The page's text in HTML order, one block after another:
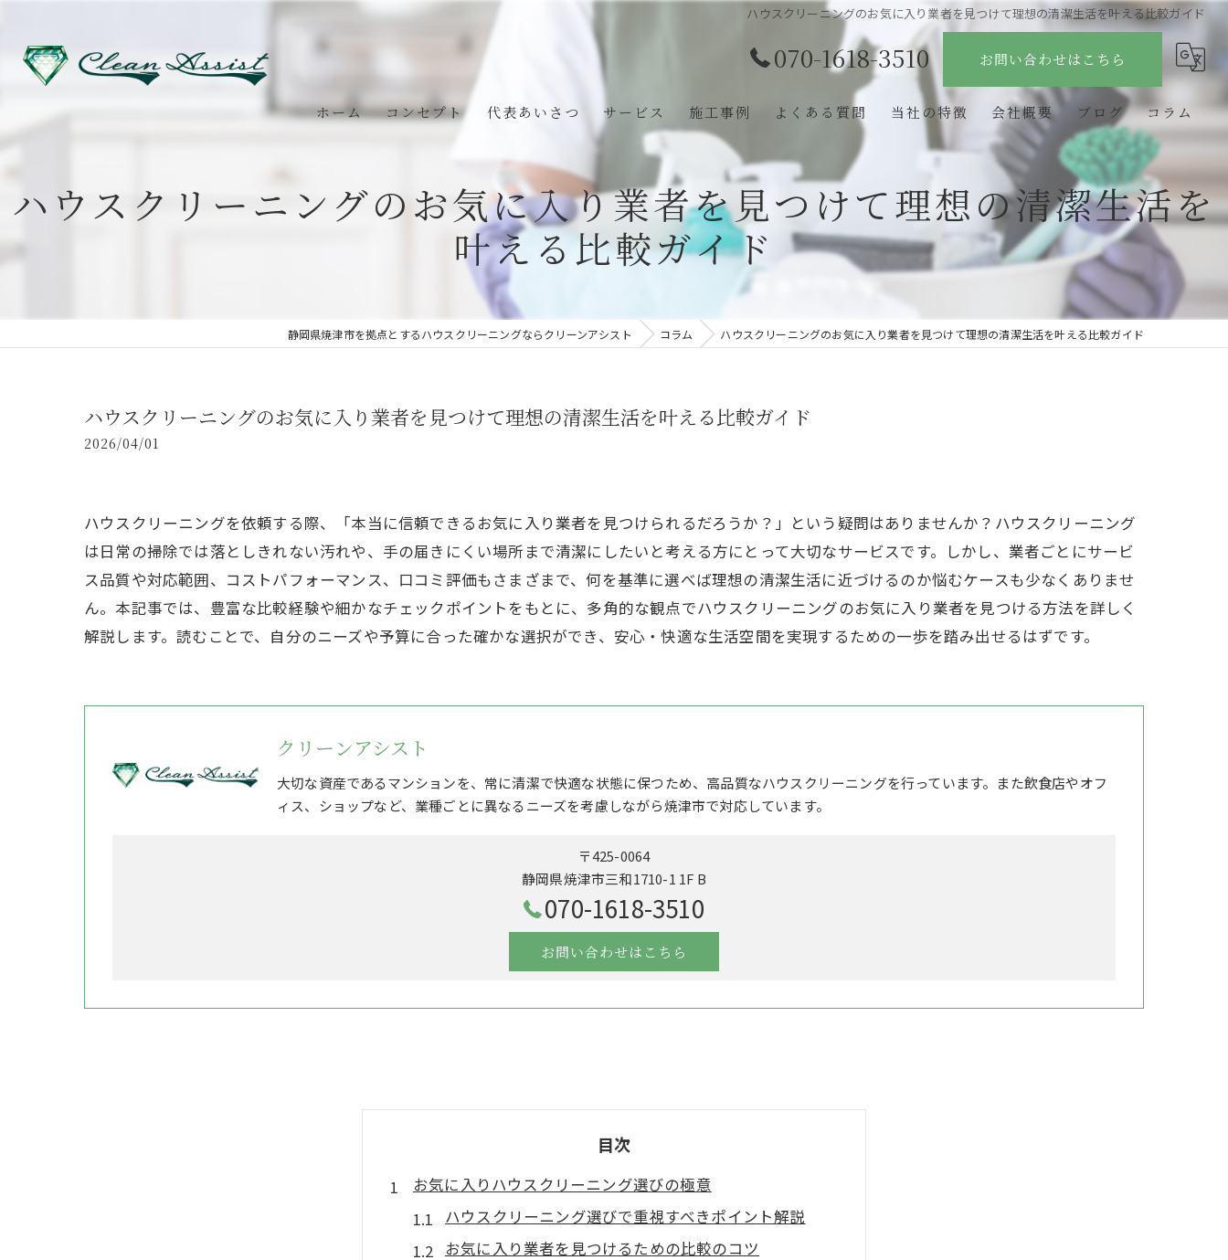
ハウスクリーニングのお気に入り業者を見つけて理想の清潔生活を叶える比較ガイド
070-1618-3510 お問い合わせはこちら
ホーム コンセプト 代表あいさつ サービス 施工事例 よくある質問 当社の特徴
マンション
店舗
定期清掃
リフォーム
会社概要 ブログ コラム
ハウスクリーニングのお気に入り業者を見つけて理想の清潔生活を
叶える比較ガイド
静岡県焼津市を拠点とするハウスクリーニングならクリーンアシスト コラム ハウスクリーニングのお気に入り業者を見つけて理想の清潔生活を叶える比較ガイド
ハウスクリーニングのお気に入り業者を見つけて理想の清潔生活を叶える比較ガイド
2026/04/01
ハウスクリーニングを依頼する際、「本当に信頼できるお気に入り業者を見つけられるだろうか？」という疑問はありませんか？ハウスクリーニング
は日常の掃除では落としきれない汚れや、手の届きにくい場所まで清潔にしたいと考える方にとって大切なサービスです。しかし、業者ごとにサービ
ス品質や対応範囲、コストパフォーマンス、口コミ評価もさまざまで、何を基準に選べば理想の清潔生活に近づけるのか悩むケースも少なくありませ
ん。本記事では、豊富な比較経験や細かなチェックポイントをもとに、多角的な観点でハウスクリーニングのお気に入り業者を見つける方法を詳しく
解説します。読むことで、自分のニーズや予算に合った確かな選択ができ、安心・快適な生活空間を実現するための一歩を踏み出せるはずです。
クリーンアシスト
大切な資産であるマンションを、常に清潔で快適な状態に保つため、高品質なハウスクリーニングを行っています。また飲食店やオフ
ィス、ショップなど、業種ごとに異なるニーズを考慮しながら焼津市で対応しています。
〒425-0064
静岡県焼津市三和1710-1 1F B
070-1618-3510
お問い合わせはこちら
目次
お気に入りハウスクリーニング選びの極意
ハウスクリーニング選びで重視すべきポイント解説
お気に入り業者を見つけるための比較のコツ